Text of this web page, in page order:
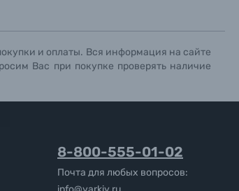
и оплаты. Вся информация на сайте
Вас при покупке проверять наличие
8-800-555-01-02
Почта для любых вопросов: